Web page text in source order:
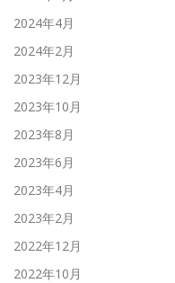
2024年4月
2024年2月
2023年12月
2023年10月
2023年8月
2023年6月
2023年4月
2023年2月
2022年12月
2022年10月